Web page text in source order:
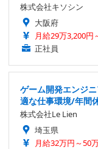
株式会社キソシン
大阪府
月給29万3,200円
正社員
ゲーム開発エンジ
適な仕事環境/年間
株式会社Le Lien
埼玉県
月給32万円～50